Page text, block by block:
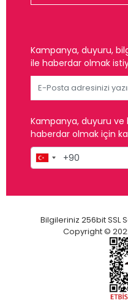
Kampanya, duyuru,
ile haberdar olmak
Kampanya, duyuru
haberdar olmak için
Bilgileriniz 256bit SSL
Copyright ©